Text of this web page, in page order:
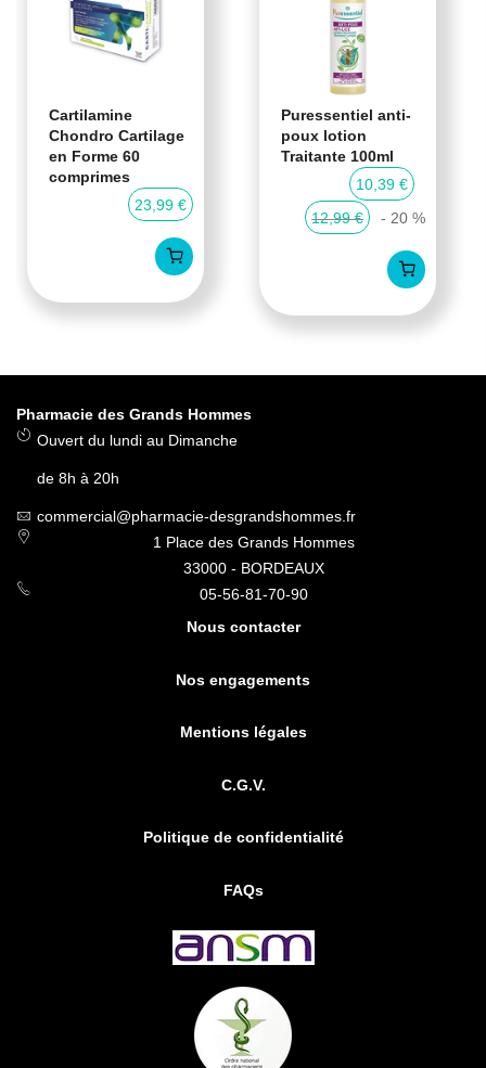
Cartilamine
Chondro Cartilage
en Forme 60
comprimes
23,99 €
Puressentiel anti-
poux lotion
Traitante 100ml
10,39 €
12,99 €
- 20 %
Pharmacie des Grands Hommes
Ouvert du lundi au Dimanche
de 8h à 20h
commercial@pharmacie-desgrandshommes.fr
1 Place des Grands Hommes
33000 - BORDEAUX
05-56-81-70-90
Nous contacter
Nos engagements
Mentions légales
C.G.V.
Politique de confidentialité
FAQs